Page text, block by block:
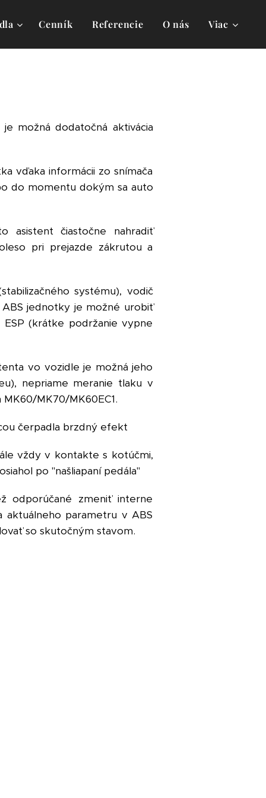
Cenník Referencie O nás Viac
možná dodatočná aktivácia
vďaka informácii zo snímača
do momentu dokým sa auto
asistent čiastočne nahradiť
pri prejazde zákrutou a
systému), vodič
jednotky je možné urobiť
(krátke podržanie vypne
vo vozidle je možná jeho
nepriame meranie tlaku v
MK70/MK60EC1.
čerpadla brzdný efekt
vždy v kontakte s kotúčmi,
po "našliapaní pedála"
odporúčané zmeniť interne
parametru v ABS
so skutočným stavom.